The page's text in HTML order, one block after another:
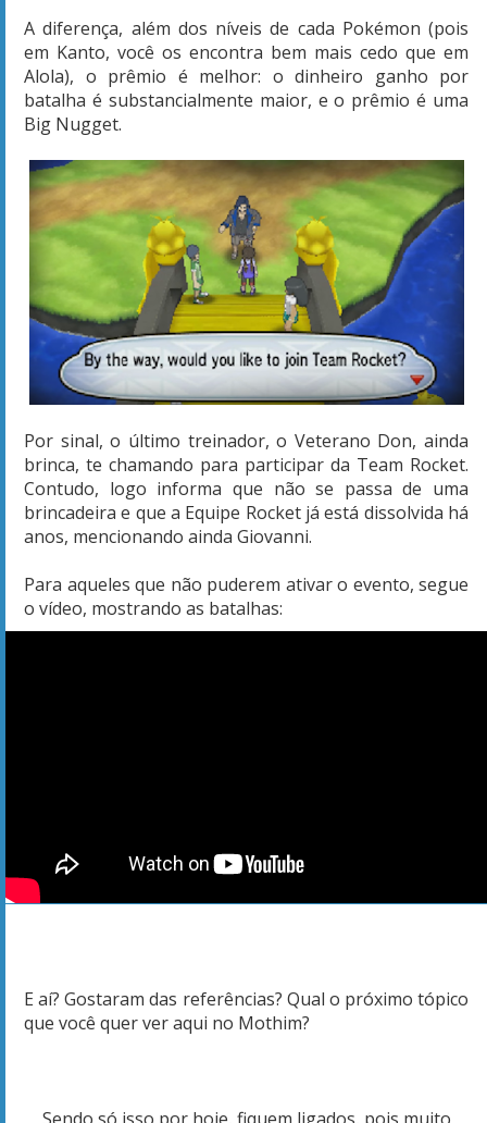
A diferença, além dos níveis de cada Pokémon (pois
em Kanto, você os encontra bem mais cedo que em
Alola), o prêmio é melhor: o dinheiro ganho por
batalha é substancialmente maior, e o prêmio é uma
Big Nugget.
Por sinal, o último treinador, o Veterano Don, ainda
brinca, te chamando para participar da Team Rocket.
Contudo, logo informa que não se passa de uma
brincadeira e que a Equipe Rocket já está dissolvida há
anos, mencionando ainda Giovanni.
Para aqueles que não puderem ativar o evento, segue
o vídeo, mostrando as batalhas:
E aí? Gostaram das referências? Qual o próximo tópico
que você quer ver aqui no Mothim?
Sendo só isso por hoje, fiquem ligados, pois muito